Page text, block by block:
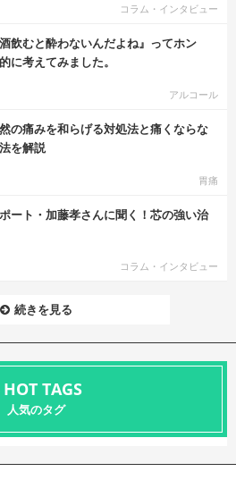
コラム・インタビュー
酒飲むと酔わないんだよね』ってホン
に考えてみました。
アルコール
の痛みを和らげる対処法と痛くならな
を解説
胃痛
ート・加藤孝さんに聞く！芯の強い治
コラム・インタビュー
続きを見る
HOT TAGS
人気のタグ